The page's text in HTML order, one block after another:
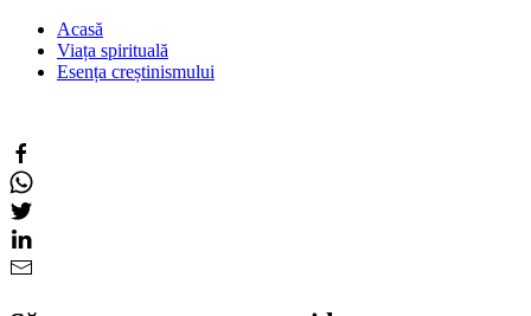
Acasă
Viața spirituală
Esența creștinismului